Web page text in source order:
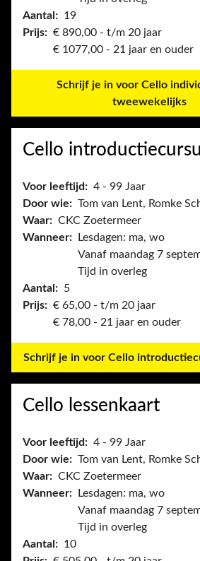
Aantal: 19
Prijs: € 890,00 - t/m 20 jaar
€ 1077,00 - 21 jaar en ouder
Schrijf je in voor Cello
tweewekelijks
Cello
Voor leeftijd: 4 - 99 Jaar
Door wie: Tom van Lent, Romke
Waar: CKC Zoetermeer
Wanneer:
Lesdagen: ma, wo
Vanaf maandag 7
Tijd in overleg
Aantal: 5
Prijs: € 65,00 - t/m 20 jaar
€ 78,00 - 21 jaar en ouder
Schrijf je in voor Cello
Cello lessenkaart
Voor leeftijd: 4 - 99 Jaar
Door wie: Tom van Lent, Romke
Waar: CKC Zoetermeer
Wanneer:
Lesdagen: ma, wo
Vanaf maandag 7
Tijd in overleg
Aantal: 10